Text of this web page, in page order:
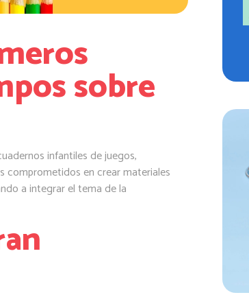
sobre
infantiles de juegos,
comprometidos en crear materiales
a integrar el tema de la